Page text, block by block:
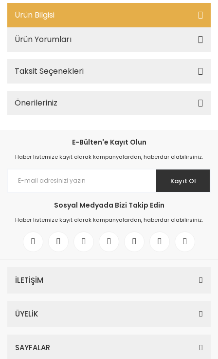
Ürün Bilgisi
Ürün Yorumları
Taksit Seçenekleri
Önerileriniz
E-Bülten'e Kayıt Olun
Haber listemize kayıt olarak kampanyalardan, haberdar olabilirsiniz.
Kayıt Ol
Sosyal Medyada Bizi Takip Edin
Haber listemize kayıt olarak kampanyalardan, haberdar olabilirsiniz.
İLETİŞİM
ÜYELİK
SAYFALAR